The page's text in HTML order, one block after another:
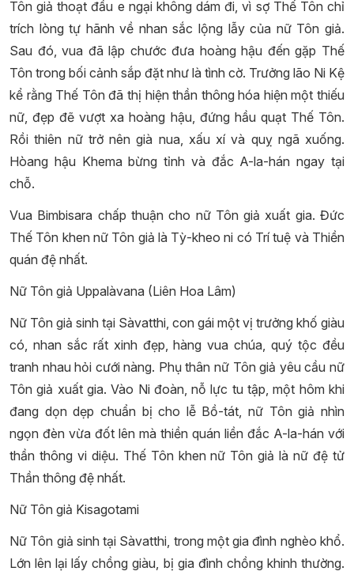
Tôn giả thoạt đầu e ngại không dám đi, vì sợ Thế Tôn chỉ
trích lòng tự hãnh về nhan sắc lộng lẫy của nữ Tôn giả.
Sau đó, vua đã lập chước đưa hoàng hậu đến gặp Thế
Tôn trong bối cảnh sắp đặt như là tình cờ. Trưởng lão Ni Kệ
kể rằng Thế Tôn đã thị hiện thần thông hóa hiện một thiếu
nữ, đẹp đẽ vượt xa hoàng hậu, đứng hầu quạt Thế Tôn.
Rồi thiên nữ trở nên già nua, xấu xí và quỵ ngã xuống.
Hòang hậu Khema bừng tỉnh và đắc A-la-hán ngay tại
chỗ.
Vua Bimbisara chấp thuận cho nữ Tôn giả xuất gia. Đức
Thế Tôn khen nữ Tôn giả là Tỳ-kheo ni có Trí tuệ và Thiền
quán đệ nhất.
Nữ Tôn giả Uppalàvana (Liên Hoa Lâm)
Nữ Tôn giả sinh tại Sàvatthi, con gái một vị trưởng khố giàu
có, nhan sắc rất xinh đẹp, hàng vua chúa, quý tộc đều
tranh nhau hỏi cưới nàng. Phụ thân nữ Tôn giả yêu cầu nữ
Tôn giả xuất gia. Vào Ni đoàn, nỗ lực tu tập, một hôm khi
đang dọn dẹp chuẩn bị cho lễ Bồ-tát, nữ Tôn giả nhìn
ngọn đèn vừa đốt lên mà thiền quán liền đắc A-la-hán với
thần thông vi diệu. Thế Tôn khen nữ Tôn giả là nữ đệ tử
Thần thông đệ nhất.
Nữ Tôn giả Kisagotami
Nữ Tôn giả sinh tại Sàvatthi, trong một gia đình nghèo khổ.
Lớn lên lại lấy chồng giàu, bị gia đình chồng khinh thường.